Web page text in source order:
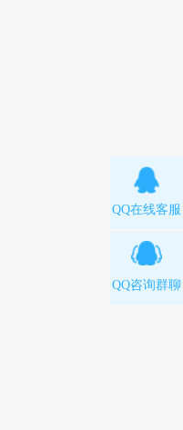
QQ在线客服
QQ咨询群聊